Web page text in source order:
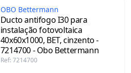
OBO Bettermann
Ducto antifogo I30 para
instalação fotovoltaica
40x60x1000, BET, cinzento -
7214700 - Obo Bettermann
Ref: 7214700